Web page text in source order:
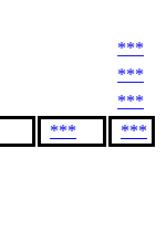
***
***
***
***
***